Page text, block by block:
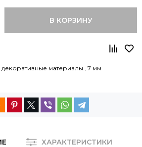
В КОРЗИНУ
материалы., 7 мм
ХАРАКТЕРИСТИКИ